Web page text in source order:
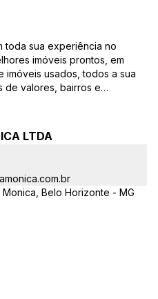
toda sua experiência no
imóveis prontos, em
imóveis usados, todos a sua
de valores, bairros e
prontos para responder-lhe
apartamentos, terrenos,
Quais
Monica lhe proporciona?
da sua cidade;
do financiamento
da capacidade de
Santa Monica possui
LTDA
Monica, Belo Horizonte - MG